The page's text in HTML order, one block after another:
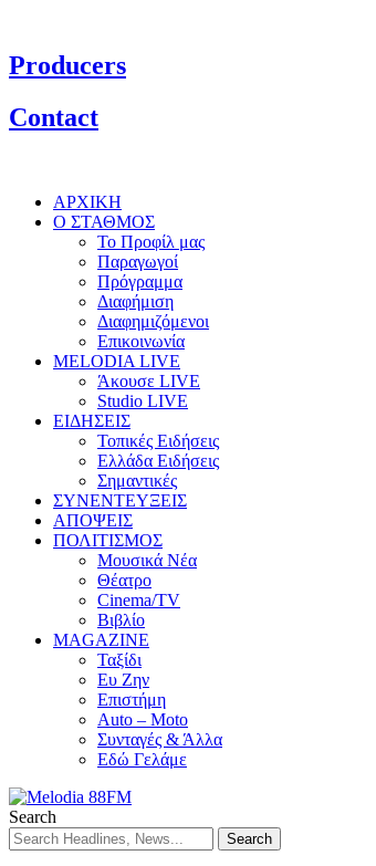
Producers
Contact
ΑΡΧΙΚΗ
Ο ΣΤΑΘΜΟΣ
Το Προφίλ μας
Παραγωγοί
Πρόγραμμα
Διαφήμιση
Διαφημιζόμενοι
Επικοινωνία
MELODIA LIVE
Άκουσε LIVE
Studio LIVE
ΕΙΔΗΣΕΙΣ
Τοπικές Ειδήσεις
Ελλάδα Ειδήσεις
Σημαντικές
ΣΥΝΕΝΤΕΥΞΕΙΣ
ΑΠΟΨΕΙΣ
ΠΟΛΙΤΙΣΜΟΣ
Μουσικά Νέα
Θέατρο
Cinema/TV
Βιβλίο
MAGAZINE
Ταξίδι
Ευ Ζην
Επιστήμη
Auto – Moto
Συνταγές & Άλλα
Εδώ Γελάμε
Search